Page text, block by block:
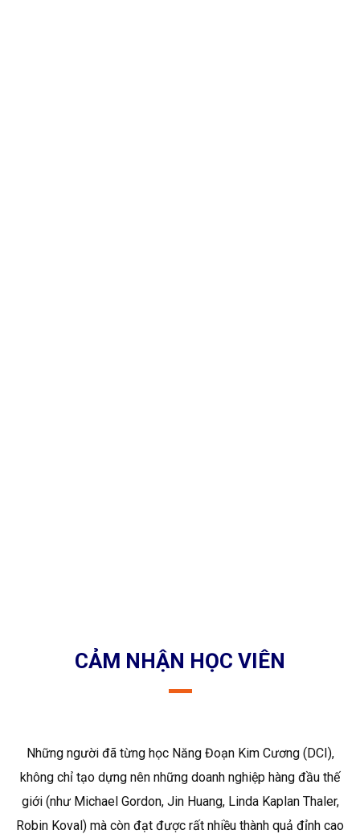
CẢM NHẬN HỌC VIÊN
Những người đã từng học Năng Đoạn Kim Cương (DCI),
không chỉ tạo dựng nên những doanh nghiệp hàng đầu thế
giới (như Michael Gordon, Jin Huang, Linda Kaplan Thaler,
Robin Koval) mà còn đạt được rất nhiều thành quả đỉnh cao